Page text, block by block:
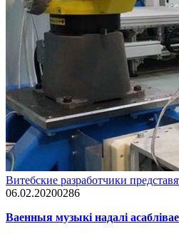
Витебские разработчики
06.02.20200286
Ваенныя музыкі надалі